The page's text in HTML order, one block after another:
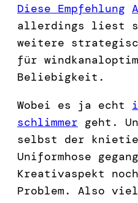
Diese Empfehlung
allerdings liest
weitere
für
Beliebigkeit.
Wobei es ja echt
schlimmer geht.
selbst der
Uniformhose
Kreativaspekt
Problem. Also